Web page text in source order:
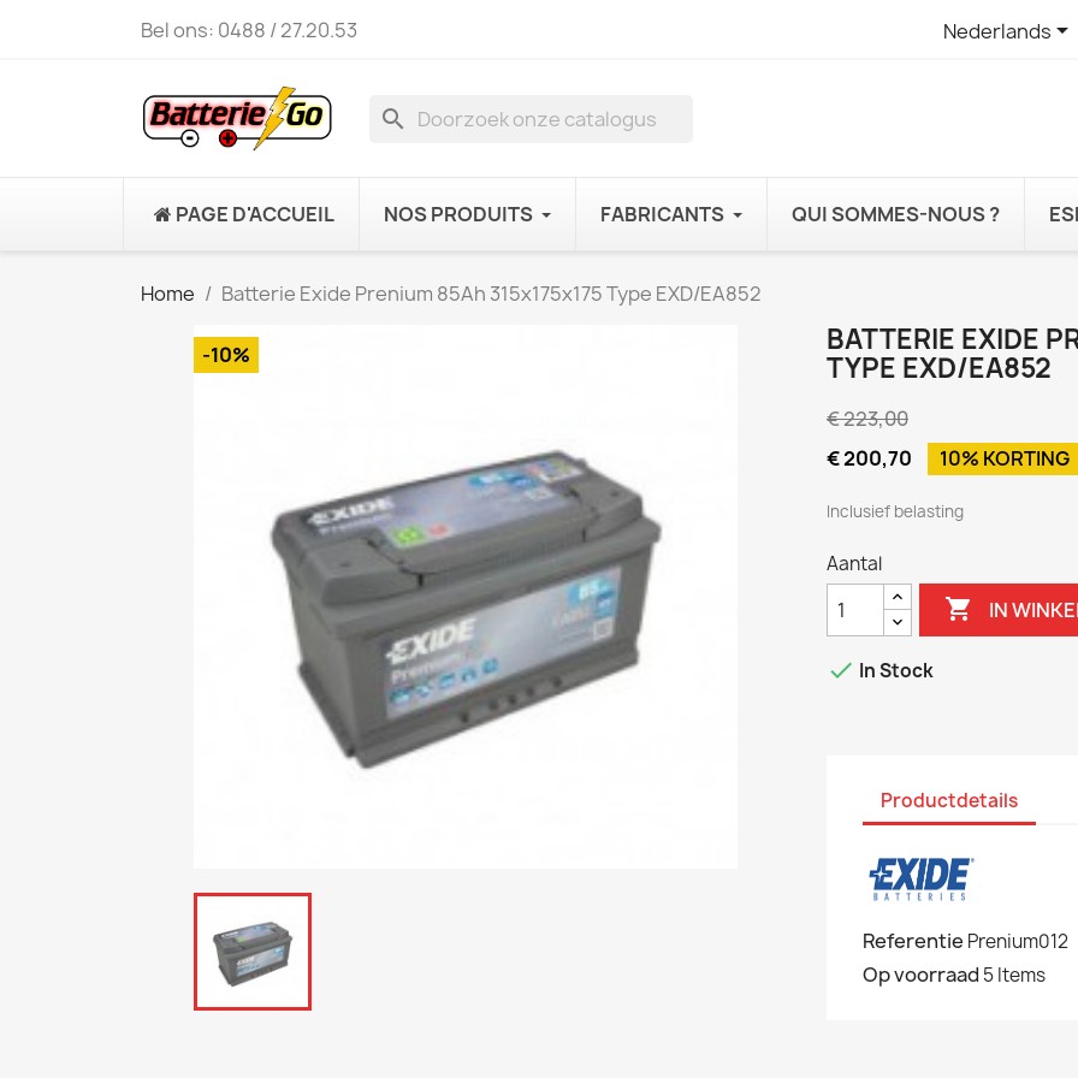
Bel ons: 0488 / 27.20.53 Nederlands
search
PAGE D'ACCUEIL NOS PRODUITS FABRICANTS QUI SOMMES-NOUS ?
Home Batterie Exide Prenium 85Ah 315x175x175 Type EXD/EA852
-10%
BATTERIE EXIDE
TYPE EXD/EA852
€ 223,00
€ 200,70
10% KORTING
Inclusief belasting
Aantal
 IN
 In Stock
Productdetails
Referentie Prenium012
Op voorraad 5 Items